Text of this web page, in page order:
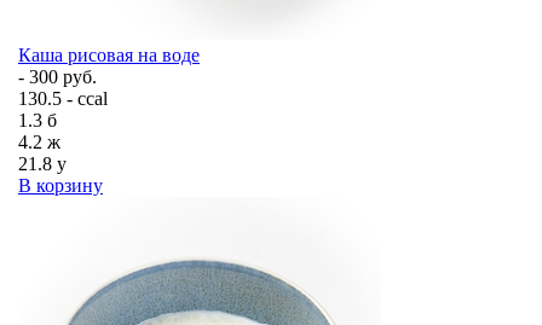
Каша рисовая на воде
- 300 руб.
130.5 - ccal
1.3 б
4.2 ж
21.8 у
В корзину